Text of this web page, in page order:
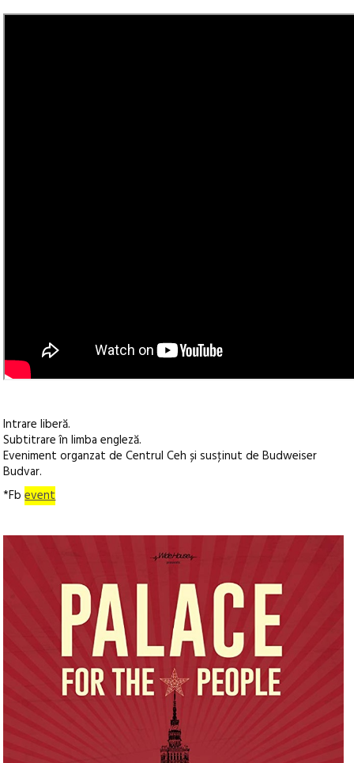
Intrare liberă.
Subtitrare în limba engleză.
Eveniment organzat de Centrul Ceh și susţinut de Budweiser
Budvar.
*Fbevent